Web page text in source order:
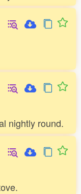
nightly round.